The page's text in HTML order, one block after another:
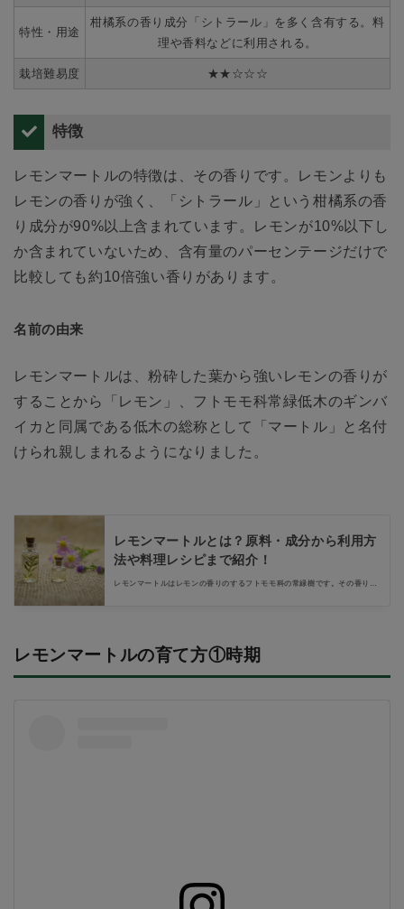
特性・用途
柑橘系の香り成分「シトラール」を多く含有する。料
理や香料などに利用される。
栽培難易度 ★★☆☆☆
特徴
レモンマートルの特徴は、その香りです。レモンよりも
レモンの香りが強く、「シトラール」という柑橘系の香
り成分が90%以上含まれています。レモンが10%以下し
か含まれていないため、含有量のパーセンテージだけで
比較しても約10倍強い香りがあります。
名前の由来
レモンマートルは、粉砕した葉から強いレモンの香りが
することから「レモン」、フトモモ科常緑低木のギンバ
イカと同属である低木の総称として「マートル」と名付
けられ親しまれるようになりました。
レモンマートルとは？原料・成分から利用方
法や料理レシピまで紹介！
レモンマートルはレモンの香りのするフトモモ科の常緑樹です。その香りの
レモンマートルの育て方①時期